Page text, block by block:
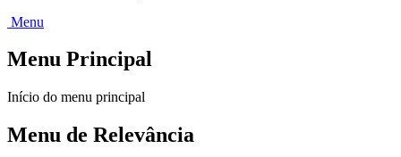
Menu
Menu Principal
Início do menu principal
Menu de Relevância